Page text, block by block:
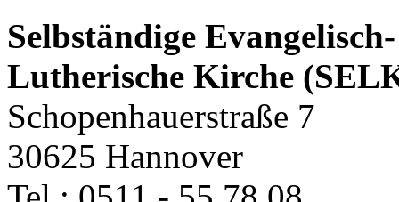
Selbständige Evangelisch-
Lutherische Kirche
Schopenhauerstraße 7
30625 Hannover